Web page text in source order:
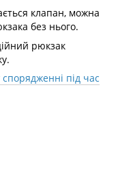
клапан, можна
без нього.
рюкзак
під час